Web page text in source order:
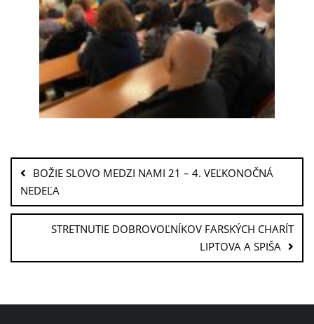
BOŽIE SLOVO MEDZI NAMI 21 – 4. VEĽKONOČNÁ
NEDEĽA
STRETNUTIE DOBROVOĽNÍKOV FARSKÝCH CHARÍT
LIPTOVA A SPIŠA